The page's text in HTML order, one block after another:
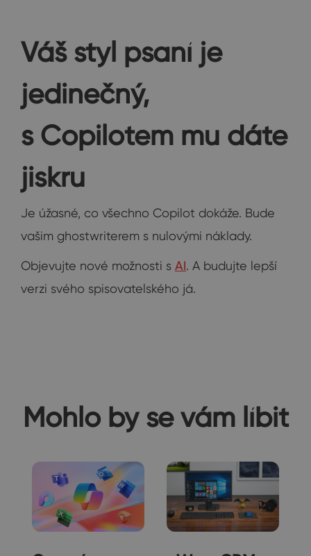
Váš styl psaní je
jedinečný,
s Copilotem mu dáte
jiskru
Je úžasné, co všechno Copilot dokáže. Bude
vašim ghostwriterem s nulovými náklady.
Objevujte nové možnosti s AI. A budujte lepší
verzi svého spisovatelského já.
Mohlo by se vám líbit